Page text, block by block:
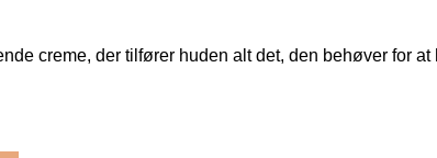
creme, der tilfører huden alt det, den behøver for at